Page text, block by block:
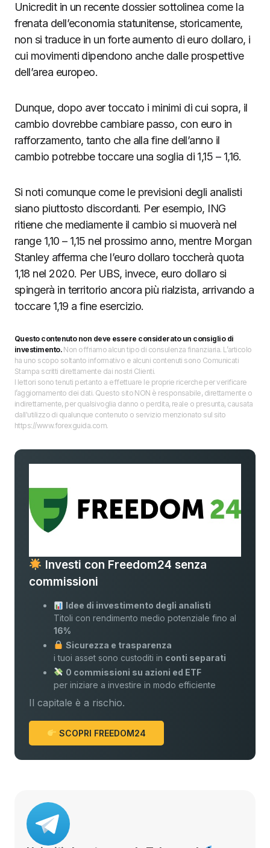
Unicredit in un recente dossier sottolinea come la
frenata dell’economia statunitense, storicamente,
non si traduce in un forte aumento di euro dollaro, i
cui movimenti dipendono anche dalle prospettive
dell’area europeo.
Dunque, dopo aver toccato i minimi di cui sopra, il
cambio dovrebbe cambiare passo, con euro in
rafforzamento, tanto che alla fine dell’anno il
cambio potrebbe toccare una soglia di 1,15 – 1,16.
Si noti comunque come le previsioni degli analisti
siano piuttosto discordanti. Per esempio, ING
ritiene che mediamente il cambio si muoverà nel
range 1,10 – 1,15 nel prossimo anno, mentre Morgan
Stanley afferma che l’euro dollaro toccherà quota
1,18 nel 2020. Per UBS, invece, euro dollaro si
spingerà in territorio ancora più rialzista, arrivando a
toccare 1,19 a fine esercizio.
Questo contenuto non deve essere considerato un consiglio di
investimento.Non offriamo alcun tipo di consulenza finanziaria. L’articolo
ha uno scopo soltanto informativo e alcuni contenuti sono Comunicati
Stampa scritti direttamente dai nostri Clienti.
I lettori sono tenuti pertanto a effettuare le proprie ricerche per verificare
l’aggiornamento dei dati. Questo sito NON è responsabile, direttamente o
indirettamente, per qualsivoglia danno o perdita, reale o presunta, causata
dall'utilizzo di qualunque contenuto o servizio menzionato sul sito
https://www.forexguida.com.
Investi con Freedom24 senza
commissioni
Idee di investimento degli analisti
Titoli con rendimento medio potenziale fino al
16%
Sicurezza e trasparenza
i tuoi asset sono custoditi in conti separati
0 commissioni su azioni ed ETF
per iniziare a investire in modo efficiente
Il capitale è a rischio.
SCOPRI FREEDOM24